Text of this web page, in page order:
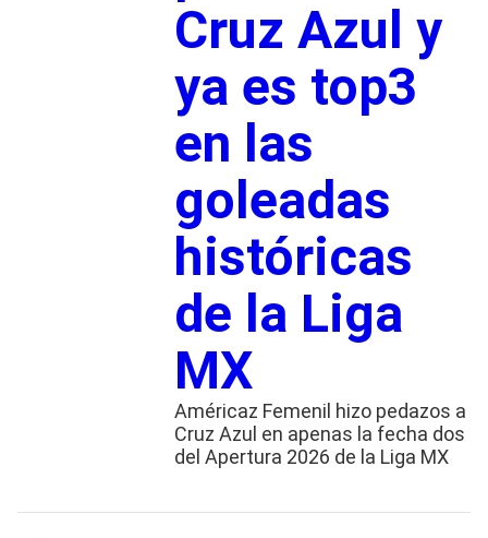
Cruz Azul y
ya es top3
en las
goleadas
históricas
de la Liga
MX
Américaz Femenil hizo pedazos a
Cruz Azul en apenas la fecha dos
del Apertura 2026 de la Liga MX